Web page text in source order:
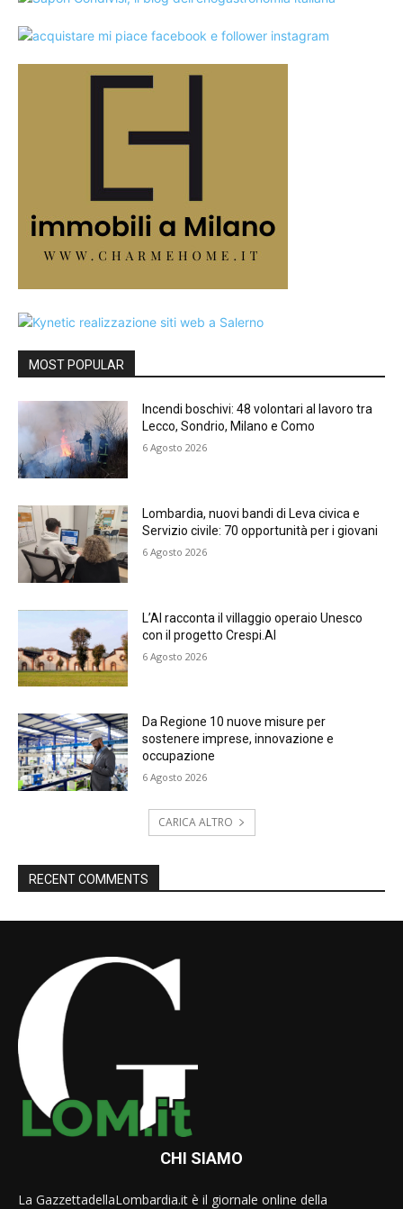
MOST POPULAR
Incendi boschivi: 48 volontari al lavoro tra
Lecco, Sondrio, Milano e Como
6 Agosto 2026
Lombardia, nuovi bandi di Leva civica e
Servizio civile: 70 opportunità per i giovani
6 Agosto 2026
L’AI racconta il villaggio operaio Unesco
con il progetto Crespi.AI
6 Agosto 2026
Da Regione 10 nuove misure per
sostenere imprese, innovazione e
occupazione
6 Agosto 2026
CARICA ALTRO
RECENT COMMENTS
CHI SIAMO
La GazzettadellaLombardia.it è il giornale online della